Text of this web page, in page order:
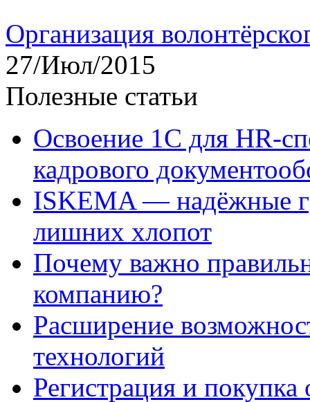
Организация
27/Июл/2015
Полезные статьи
Освоение 1С для HR-
кадрового
ISKEMA — надёжные
лишних хлопот
Почему важно
компанию?
Расширение
технологий
Регистрация и